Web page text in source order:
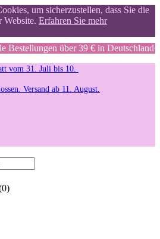
um sicherzustellen, dass Sie die
Website. Erfahren Sie mehr
Bestellungen über 39 € in Deutschland
vom 31. Juli bis 10.
Versand ab 11. August.